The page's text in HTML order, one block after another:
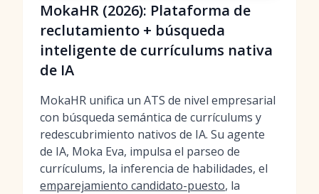
MokaHR (2026): Plataforma de
reclutamiento + búsqueda
inteligente de currículums nativa
de IA
MokaHR unifica un ATS de nivel empresarial
con búsqueda semántica de currículums y
redescubrimiento nativos de IA. Su agente
de IA, Moka Eva, impulsa el parseo de
currículums, la inferencia de habilidades, el
emparejamiento candidato-puesto, la